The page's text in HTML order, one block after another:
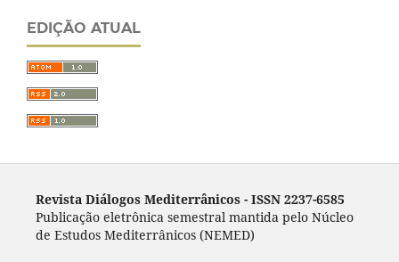
EDIÇÃO ATUAL
Revista Diálogos Mediterrânicos - ISSN 2237-6585
Publicação eletrônica semestral mantida pelo Núcleo
de Estudos Mediterrânicos (NEMED)